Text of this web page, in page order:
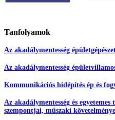
Tanfolyamok
Az akadálymentesség
Az akadálymentesség
Kommunikációs hídépítés ép és
Az akadálymentesség és egyetemes
szempontjai, műszaki